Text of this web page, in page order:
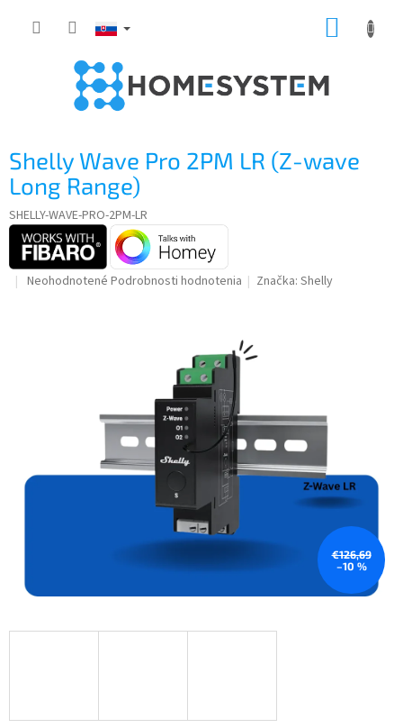
Shelly Wave Pro 2PM LR (Z-wave
Long Range)
SHELLY-WAVE-PRO-2PM-LR
Priemerné
Neohodnotené Podrobnosti hodnotenia Značka:Shelly
€126,69
–10 %